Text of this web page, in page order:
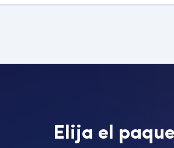
Elija el paque